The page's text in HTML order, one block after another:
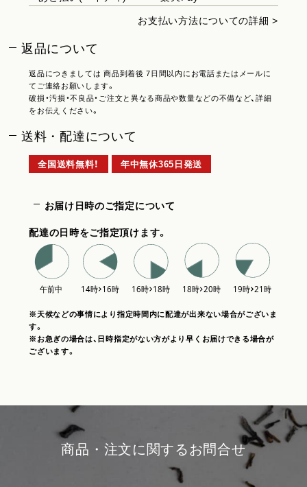
お支払い方法についての詳細 >
返品について
返品につきましては 商品到着後 7日間以内にお電話またはメールに
てご連絡お願いします。
破損・汚損・不良品・ご注文と異なる商品や数量などの不備など、詳細
をお伝えください。
送料・配達について
全国送料無料！ 年中無休365日発送
お届け日時のご指定について
配達の日時をご指定頂けます。
※天候などの事情により指定時間内に配達が出来ない場合がございま
す。
※お急ぎの場合は、日時指定がない方がより早くお届けできる場合が
ございます。
商品・注文に関するお問合せ